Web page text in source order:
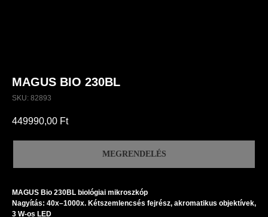
MAGUS BIO 230BL
SKU: 82893
449990,00 Ft
MEGRENDELÉS
MAGUS Bio 230BL biológiai mikroszkóp
Nagyítás: 40x–1000x. Kétszemlencsés fejrész, akromatikus objektívek,
3 W-os LED